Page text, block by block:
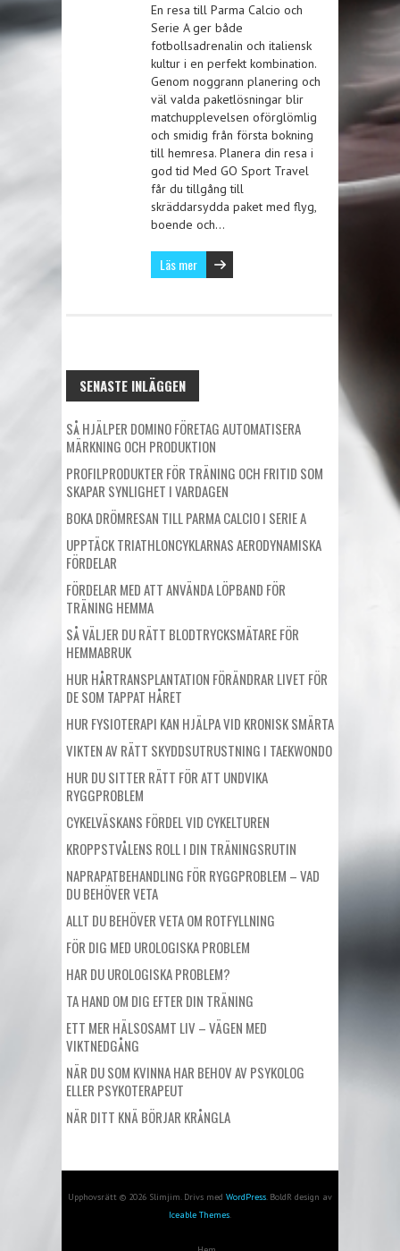
En resa till Parma Calcio och
Serie A ger både
fotbollsadrenalin och italiensk
kultur i en perfekt kombination.
Genom noggrann planering och
väl valda paketlösningar blir
matchupplevelsen oförglömlig
och smidig från första bokning
till hemresa. Planera din resa i
god tid Med GO Sport Travel
får du tillgång till
skräddarsydda paket med flyg,
boende och…
Läs mer
SENASTE INLÄGGEN
SÅ HJÄLPER DOMINO FÖRETAG AUTOMATISERA
MÄRKNING OCH PRODUKTION
PROFILPRODUKTER FÖR TRÄNING OCH FRITID SOM
SKAPAR SYNLIGHET I VARDAGEN
BOKA DRÖMRESAN TILL PARMA CALCIO I SERIE A
UPPTÄCK TRIATHLONCYKLARNAS AERODYNAMISKA
FÖRDELAR
FÖRDELAR MED ATT ANVÄNDA LÖPBAND FÖR
TRÄNING HEMMA
SÅ VÄLJER DU RÄTT BLODTRYCKSMÄTARE FÖR
HEMMABRUK
HUR HÅRTRANSPLANTATION FÖRÄNDRAR LIVET FÖR
DE SOM TAPPAT HÅRET
HUR FYSIOTERAPI KAN HJÄLPA VID KRONISK SMÄRTA
VIKTEN AV RÄTT SKYDDSUTRUSTNING I TAEKWONDO
HUR DU SITTER RÄTT FÖR ATT UNDVIKA
RYGGPROBLEM
CYKELVÄSKANS FÖRDEL VID CYKELTUREN
KROPPSTVÅLENS ROLL I DIN TRÄNINGSRUTIN
NAPRAPATBEHANDLING FÖR RYGGPROBLEM – VAD
DU BEHÖVER VETA
ALLT DU BEHÖVER VETA OM ROTFYLLNING
FÖR DIG MED UROLOGISKA PROBLEM
HAR DU UROLOGISKA PROBLEM?
TA HAND OM DIG EFTER DIN TRÄNING
ETT MER HÄLSOSAMT LIV – VÄGEN MED
VIKTNEDGÅNG
NÄR DU SOM KVINNA HAR BEHOV AV PSYKOLOG
ELLER PSYKOTERAPEUT
NÄR DITT KNÄ BÖRJAR KRÅNGLA
Upphovsrätt © 2026 Slimjim. Drivs med WordPress. BoldR design av
Iceable Themes.